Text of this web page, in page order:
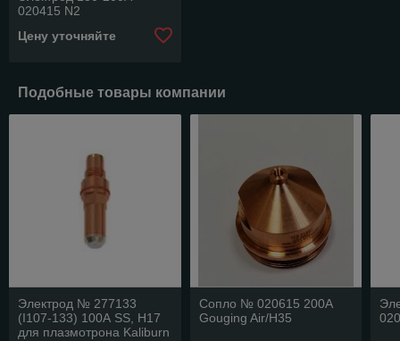
020415 N2
Цену уточняйте
Подобные товары компании
Электрод № 277133
(I107-133) 100А SS, H17
для плазмотрона Kaliburn
Сопло № 020615 200А
Gouging Air/H35